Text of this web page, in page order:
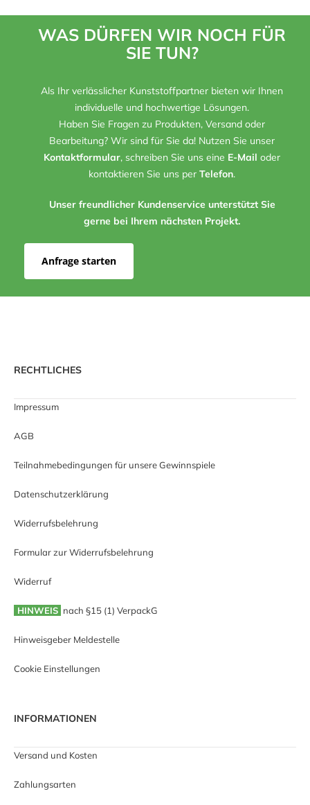
WAS DÜRFEN WIR NOCH FÜR
SIE TUN?
Als Ihr verlässlicher Kunststoffpartner bieten wir Ihnen
individuelle und hochwertige Lösungen.
Haben Sie Fragen zu Produkten, Versand oder
Bearbeitung? Wir sind für Sie da! Nutzen Sie unser
Kontaktformular, schreiben Sie uns eine E-Mail oder
kontaktieren Sie uns per Telefon.
Unser freundlicher Kundenservice unterstützt Sie
gerne bei Ihrem nächsten Projekt.
Anfrage starten
RECHTLICHES
Impressum
AGB
Teilnahmebedingungen für unsere Gewinnspiele
Datenschutzerklärung
Widerrufsbelehrung
Formular zur Widerrufsbelehrung
Widerruf
HINWEIS nach §15 (1) VerpackG
Hinweisgeber Meldestelle
Cookie Einstellungen
INFORMATIONEN
Versand und Kosten
Zahlungsarten